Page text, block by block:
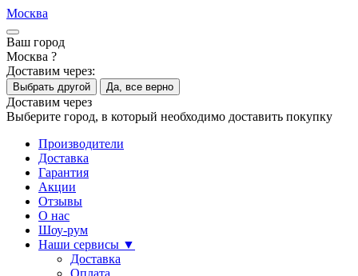
Москва
Ваш город
Москва ?
Доставим через:
Выбрать другой Да, все верно
Доставим через
Выберите город, в который необходимо доставить покупку
Производители
Доставка
Гарантия
Акции
Отзывы
О нас
Шоу-рум
Наши сервисы ▼
Доставка
Оплата